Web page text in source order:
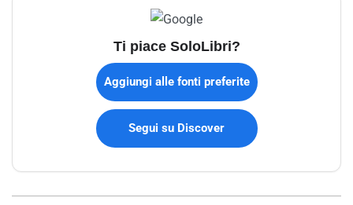
Ti piace SoloLibri?
Aggiungi alle fonti preferite
Segui su Discover